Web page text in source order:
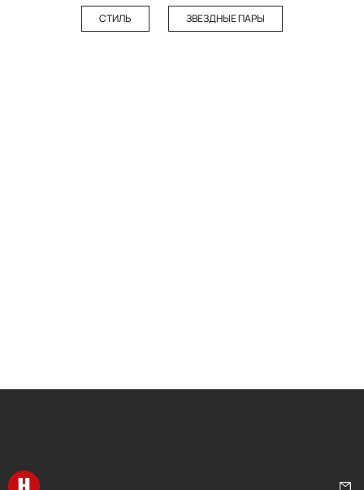
СТИЛЬ ЗВЕЗДНЫЕ ПАРЫ
Перейти на главную